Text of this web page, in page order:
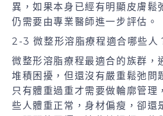
異，如果本身已經有明顯皮膚鬆
仍需要由專業醫師進一步評估。
2-3 微整形溶脂療程適合哪些人
微整形溶脂療程最適合的族群，
堆積困擾，但還沒有嚴重鬆弛問
只有體重過重才需要做輪廓管理
些人體重正常，身材偏瘦，卻還